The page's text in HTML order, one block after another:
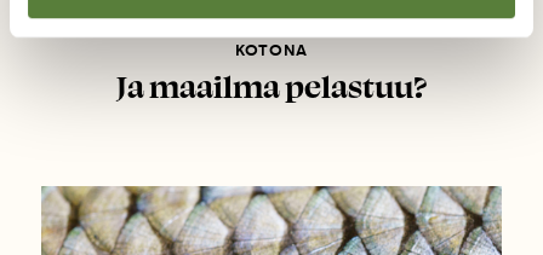
KOTONA
Ja maailma pelastuu?